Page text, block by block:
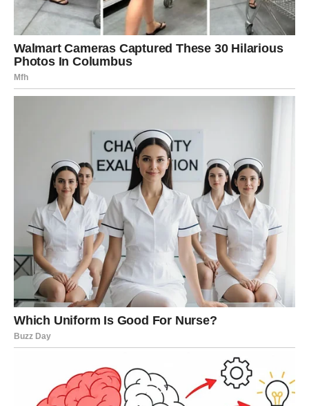
NOVAC I POSAO DOBIJAJU
POZITIVAN ZAOKRET
Za mnoge Ovnove ova vijest mogla bi biti povezana sa
finansijama ili poslom.
Moguća je ponuda koju dugo čekate.
Prilika koja donosi napredak.
Ili potvrda da se sav trud koji ste ulagali konačno počinje
isplaćivati.
Zvijezde pokazuju da ćete imati veliki razlog za
zadovoljstvo.